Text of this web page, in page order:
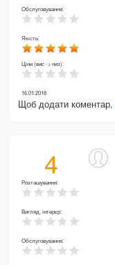
Обслуговування:
Якість:
Ціни (вис -> низ):
16.01.2018
Щоб додати коментар,
4
Розташування:
Вигляд, інтерєр:
Обслуговування: